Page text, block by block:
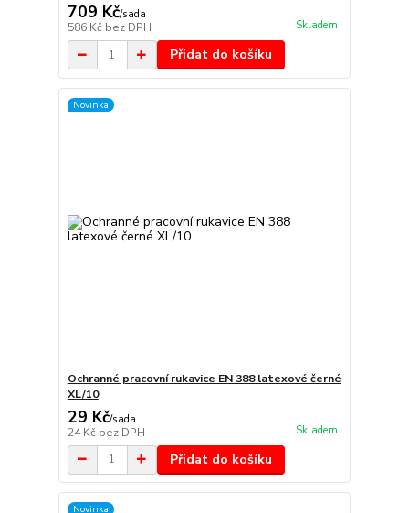
709 Kč/sada
586 Kč bez DPH Skladem
Přidat do košíku
Novinka
Ochranné pracovní rukavice EN 388 latexové černé
XL/10
29 Kč/sada
24 Kč bez DPH Skladem
Přidat do košíku
Novinka